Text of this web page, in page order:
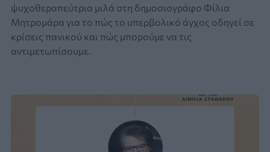
ψυχοθεραπεύτρια μιλά στη δημοσιογράφο Φίλια
Μητρομάρα για το πώς το υπερβολικό άγχος οδηγεί σε
κρίσεις πανικού και πώς μπορούμε να τις
αντιμετωπίσουμε.